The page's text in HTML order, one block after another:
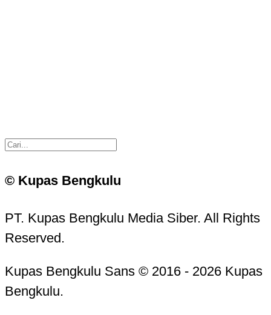
© Kupas Bengkulu
PT. Kupas Bengkulu Media Siber. All Rights
Reserved.
Kupas Bengkulu Sans © 2016 - 2026 Kupas
Bengkulu.